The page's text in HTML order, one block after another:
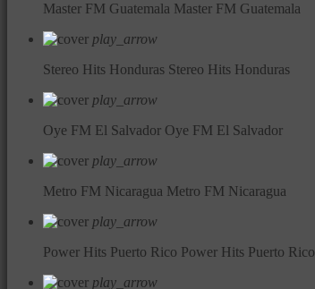
Master FM Guatemala Master FM Guatemala
play_arrow
Stereo Hits Honduras Stereo Hits Honduras
play_arrow
Oye FM El Salvador Oye FM El Salvador
play_arrow
Metro FM Nicaragua Metro FM Nicaragua
play_arrow
Power Hits Puerto Rico Power Hits Puerto Rico
play_arrow